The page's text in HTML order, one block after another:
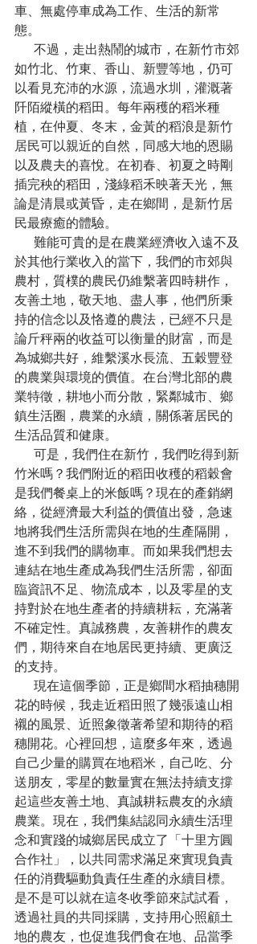
車、無處停車成為工作、生活的新常
態。
如竹北、竹東、香山、新豐等地，仍可
以看見充沛的水源，流過水圳，灌溉著
阡陌縱橫的稻田。每年兩穫的稻米種
植，在仲夏、冬末，金黃的稻浪是新竹
居民可以親近的自然，同感大地的恩賜
以及農夫的喜悅。在初春、初夏之時剛
插完秧的稻田，淺綠稻禾映著天光，無
論是清晨或黃昏，走在鄉間，是新竹居
民最療癒的體驗。
於其他行業收入的當下，我們的市郊與
農村，質樸的農民仍維繫著四時耕作，
友善土地，敬天地、盡人事，他們所秉
持的信念以及恪遵的農法，已經不只是
論斤秤兩的收益可以衡量的財富，而是
為城鄉共好，維繫溪水長流、五穀豐登
的農業與環境的價值。在台灣北部的農
業特徵，耕地小而分散，緊鄰城市、鄉
鎮生活圈，農業的永續，關係著居民的
生活品質和健康。
竹米嗎？我們附近的稻田收穫的稻穀會
是我們餐桌上的米飯嗎？現在的產銷網
絡，從經濟最大利益的價值出發，急速
地將我們生活所需與在地的生產隔開，
進不到我們的購物車。而如果我們想去
連結在地生產成為我們生活所需，卻面
臨資訊不足、物流成本，以及零星的支
持對於在地生產者的持續耕耘，充滿著
不確定性。真誠務農，友善耕作的農友
們，期待來自在地居民更持續、更廣泛
的支持。
花的時候，我走近稻田照了幾張遠山相
襯的風景、近照象徵著希望和期待的稻
穗開花。心裡回想，這麼多年來，透過
自己少量的購買在地稻米，自己吃、分
送朋友，零星的數量實在無法持續支撐
起這些友善土地、真誠耕耘農友的永續
農業。現在，我們集結認同永續生活理
念和實踐的城鄉居民成立了「十里方圓
合作社」，以共同需求滿足來實現負責
任的消費驅動負責任生產的永續目標。
是不是可以就在這冬收季節來試試看，
透過社員的共同採購，支持用心照顧土
地的農友，也促進我們食在地、品當季